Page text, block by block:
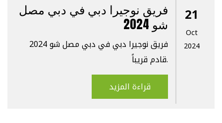
فريق نوجيرا دبي في دبي مصل
شو 2024
فريق نوجيرا دبي في دبي مصل شو 2024
قادم قريباً.
قراءة المزيد
21
Oct
2024